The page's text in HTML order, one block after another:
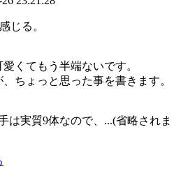
じる。
くてもう半端ないです。
ちょっと思った事を書きます。
は実質9体なので、...(省略されま